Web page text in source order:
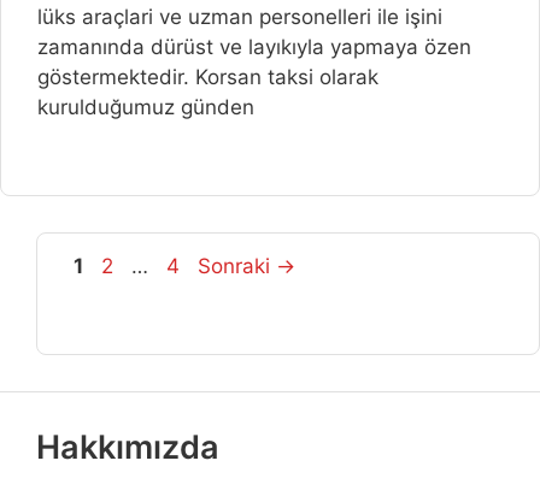
lüks araçlari ve uzman personelleri ile işini
zamanında dürüst ve layıkıyla yapmaya özen
göstermektedir. Korsan taksi olarak
kurulduğumuz günden
Sayfa
1 Sayfa
2 … Sayfa
4 Sonraki →
Hakkımızda